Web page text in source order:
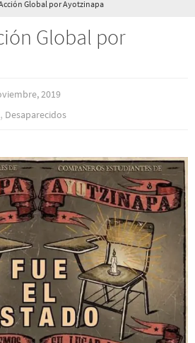
Global por Ayotzinapa
Global por
2019
, Desaparecidos